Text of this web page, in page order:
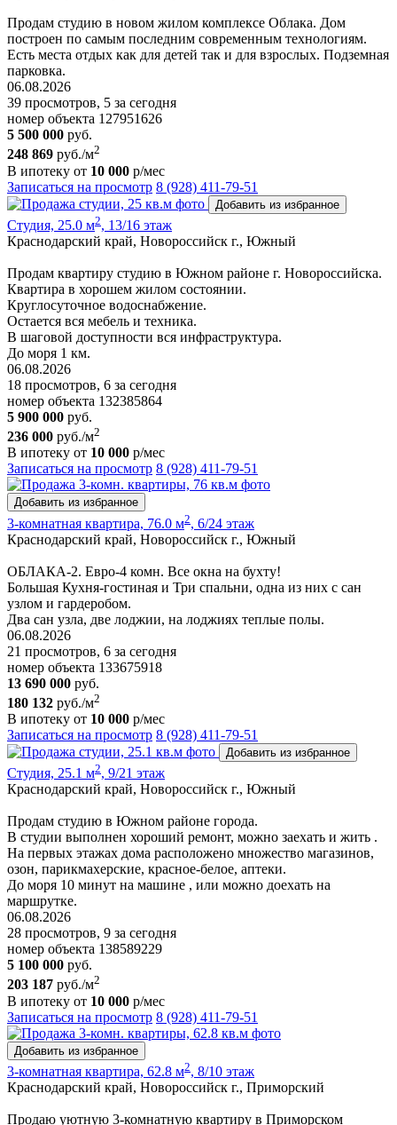
Продам студию в новом жилом комплексе Облака. Дом
построен по самым последним современным технологиям.
Есть места отдых как для детей так и для взрослых. Подземная
парковка.
06.08.2026
39 просмотров, 5 за сегодня
номер объекта 127951626
5 500 000 руб.
248 869 руб./м2
В ипотеку от 10 000 р/мес
Записаться на просмотр 8 (928) 411-79-51
Добавить из избранное
Студия, 25.0 м2, 13/16 этаж
Краснодарский край, Новороссийск г., Южный
Продам квартиру студию в Южном районе г. Новороссийска.
Квартира в хорошем жилом состоянии.
Круглосуточное водоснабжение.
Остается вся мебель и техника.
В шаговой доступности вся инфраструктура.
До моря 1 км.
06.08.2026
18 просмотров, 6 за сегодня
номер объекта 132385864
5 900 000 руб.
236 000 руб./м2
В ипотеку от 10 000 р/мес
Записаться на просмотр 8 (928) 411-79-51
Добавить из избранное
3-комнатная квартира, 76.0 м2, 6/24 этаж
Краснодарский край, Новороссийск г., Южный
ОБЛАКА-2. Евро-4 комн. Все окна на бухту!
Большая Кухня-гостиная и Три спальни, одна из них с сан
узлом и гардеробом.
Два сан узла, две лоджии, на лоджиях теплые полы.
06.08.2026
21 просмотров, 6 за сегодня
номер объекта 133675918
13 690 000 руб.
180 132 руб./м2
В ипотеку от 10 000 р/мес
Записаться на просмотр 8 (928) 411-79-51
Добавить из избранное
Студия, 25.1 м2, 9/21 этаж
Краснодарский край, Новороссийск г., Южный
Продам студию в Южном районе города.
В студии выполнен хороший ремонт, можно заехать и жить .
На первых этажах дома расположено множество магазинов,
озон, парикмахерские, красное-белое, аптеки.
До моря 10 минут на машине , или можно доехать на
маршрутке.
06.08.2026
28 просмотров, 9 за сегодня
номер объекта 138589229
5 100 000 руб.
203 187 руб./м2
В ипотеку от 10 000 р/мес
Записаться на просмотр 8 (928) 411-79-51
Добавить из избранное
3-комнатная квартира, 62.8 м2, 8/10 этаж
Краснодарский край, Новороссийск г., Приморский
Продаю уютную 3-комнатную квартиру в Приморском